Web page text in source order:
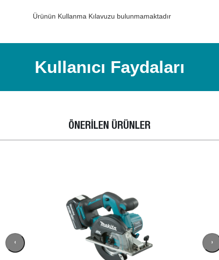
Ürünün Kullanma Kılavuzu bulunmamaktadır
Kullanıcı Faydaları
ÖNERİLEN ÜRÜNLER
‹ ›